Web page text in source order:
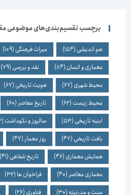
برچسب تقسیم‌بندی‌های موضوعی
هم اندیشی(154) میراث فرهنگی(109)
معماری و انسان(84) نقد و بررسی(79)
محیط شهری(67) هویت تاریخی(67)
محیط زیست(62) تاریخ معاصر(60)
ابنیه تاریخی(53) سالروز و نکوداشت(52)
بافت تاریخی(47) روز معمار(47)
همایش معماری(46) تاریخ شفاهی(41)
معماری معاصر(40) فراخوان ها(32)
سنت و مدرنیته(30) فناوری(26)